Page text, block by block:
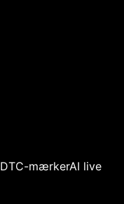
DTC-mærkerAI live